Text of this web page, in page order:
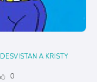
DESVISTAN A KRISTY
0